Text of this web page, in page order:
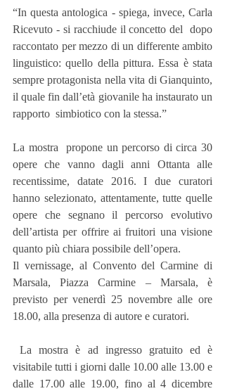
“In questa antologica - spiega, invece, Carla
Ricevuto - si racchiude il concetto del  dopo
raccontato per mezzo di un differente ambito
linguistico: quello della pittura. Essa è stata
sempre protagonista nella vita di Gianquinto,
il quale fin dall’età giovanile ha instaurato un
rapporto  simbiotico con la stessa.”
La mostra  propone un percorso di circa 30
opere che vanno dagli anni Ottanta alle
recentissime, datate 2016. I due curatori
hanno selezionato, attentamente, tutte quelle
opere che segnano il percorso evolutivo
dell’artista per offrire ai fruitori una visione
quanto più chiara possibile dell’opera.
Il vernissage, al Convento del Carmine di
Marsala, Piazza Carmine – Marsala, è
previsto per venerdì 25 novembre alle ore
18.00, alla presenza di autore e curatori.
La mostra è ad ingresso gratuito ed è
visitabile tutti i giorni dalle 10.00 alle 13.00 e
dalle 17.00 alle 19.00, fino al 4 dicembre